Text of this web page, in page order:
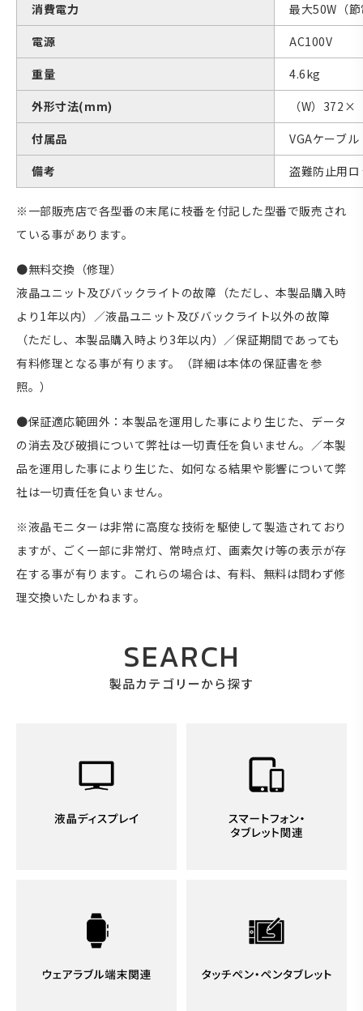
消費電力
最大50W（
電源
AC100V
重量
4.6kg
外形寸法(mm)
（W）
付属品
VGAケーブ
備考
盗難防止用
※一部販売店で各型番の末尾に枝番を付記した型番で販売され
ている事があります。
●無料交換（修理）
液晶ユニット及びバックライトの故障（ただし、本製品購入時
より1年以内）／液晶ユニット及びバックライト以外の故障
（ただし、本製品購入時より3年以内）／保証期間であっても
有料修理となる事が有ります。（詳細は本体の保証書を参
照。）
●保証適応範囲外：本製品を運用した事により生じた、データ
の消去及び破損について弊社は一切責任を負いません。／本製
品を運用した事により生じた、如何なる結果や影響について弊
社は一切責任を負いません。
※液晶モニターは非常に高度な技術を駆使して製造されており
ますが、ごく一部に非常灯、常時点灯、画素欠け等の表示が存
在する事が有ります。これらの場合は、有料、無料は問わず修
理交換いたしかねます。
SEARCH
製品カテゴリーから探す